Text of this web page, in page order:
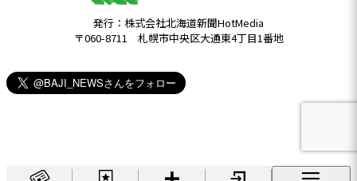
発行：株式会社北海道新聞HotMedia
〒060-8711 札幌市中央区大通東4丁目1番地